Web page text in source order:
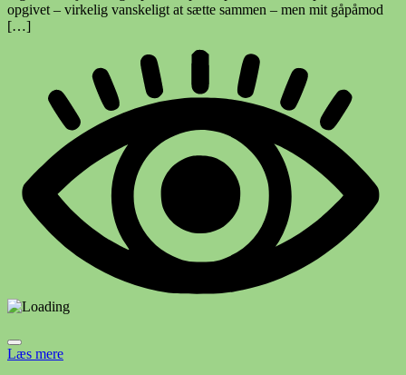
opgivet – virkelig vanskeligt at sætte sammen – men mit gåpåmod
[…]
Læs mere